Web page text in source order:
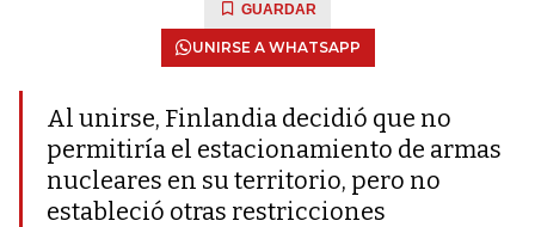
GUARDAR
UNIRSE A WHATSAPP
Al unirse, Finlandia decidió que no
permitiría el estacionamiento de armas
nucleares en su territorio, pero no
estableció otras restricciones